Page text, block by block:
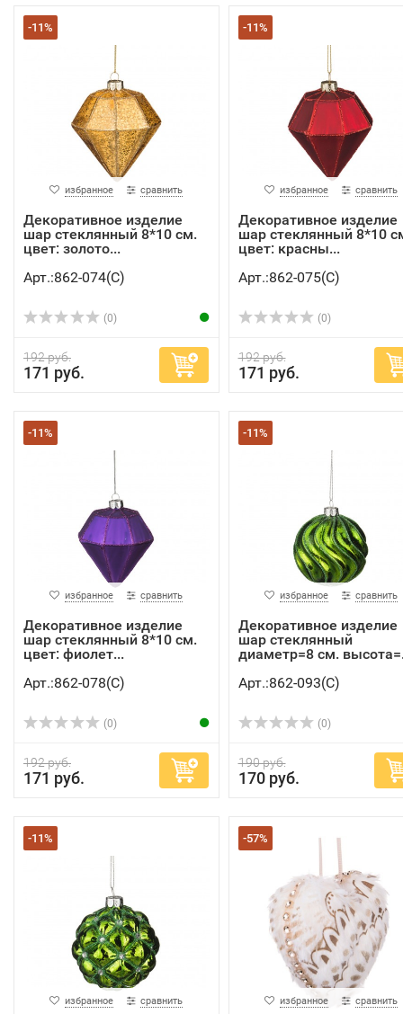
-11%
избранное сравнить
Декоративное изделие
шар стеклянный 8*10 см.
цвет: золото...
Арт.:862-074(C)
(0)
192 руб.
171 руб.
-11%
избранное сравнить
Декоративное изделие
шар стеклянный 8*10
цвет: красны...
Арт.:862-075(C)
(0)
192 руб.
171 руб.
-11%
избранное сравнить
Декоративное изделие
шар стеклянный 8*10 см.
цвет: фиолет...
Арт.:862-078(C)
(0)
192 руб.
171 руб.
-11%
избранное сравнить
Декоративное изделие
шар стеклянный
диаметр=8 см.
Арт.:862-093(C)
(0)
190 руб.
170 руб.
-11%
избранное сравнить
-57%
избранное сравнить